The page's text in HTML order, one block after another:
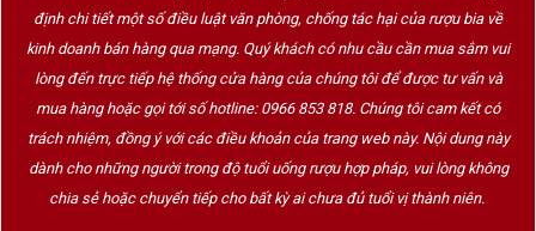
định chi tiết một số điều luật văn phòng, chống tác hại của rượu bia về
kinh doanh bán hàng qua mạng. Quý khách có nhu cầu cần mua sắm vui
lòng đến trực tiếp hệ thống cửa hàng của chúng tôi để được tư vấn và
mua hàng hoặc gọi tới số hotline: 0966 853 818. Chúng tôi cam kết có
trách nhiệm, đồng ý với các điều khoản của trang web này. Nội dung này
dành cho những người trong độ tuổi uống rượu hợp pháp, vui lòng không
chia sẻ hoặc chuyển tiếp cho bất kỳ ai chưa đủ tuổi vị thành niên.